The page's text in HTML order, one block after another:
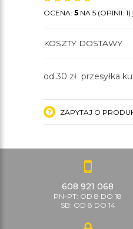
OCENA: 5 NA 5 (OPINII: 1)
KOSZTY DOSTAWY
od 30 zł przesyłka
ZAPYTAJ O
608 921 068
PN-PT: OD 8 DO 18
SB: OD 8 DO 14